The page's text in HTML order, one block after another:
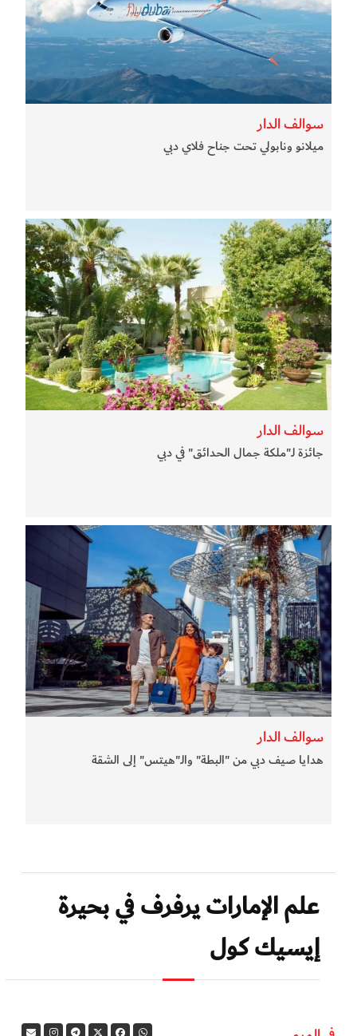
سوالف الدار
ميلانو ونابولي تحت جناح فلاي دبي
سوالف الدار
جائزة لـ"ملكة جمال الحدائق" في دبي
سوالف الدار
هدايا صيف دبي من "البطة" والـ"هيتس" إلى الشقة
علم الإمارات يرفرف في بحيرة
إيسيك كول